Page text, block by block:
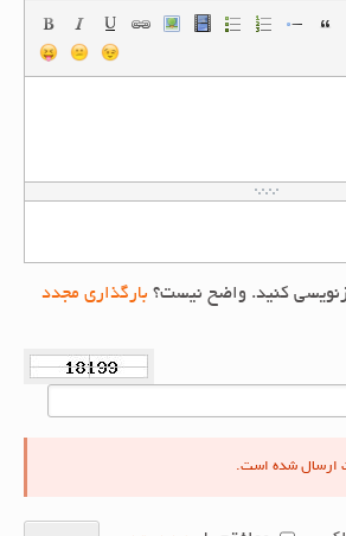
کنید. واضح نیست؟بارگذاری مجدد
شده است.